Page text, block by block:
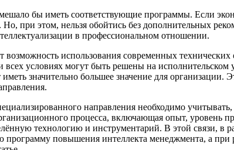
бы иметь соответствующие программы. Если
при этом, нельзя обойтись без дополнительных
в профессиональном отношении.
использования современных
условиях могут быть решены на
значительно большее значение для организации.
направления необходимо
процесса, включающая опыт, уровень
технологию и инструментарий. В этой связи, в
повышения интеллекта менеджмента, а при